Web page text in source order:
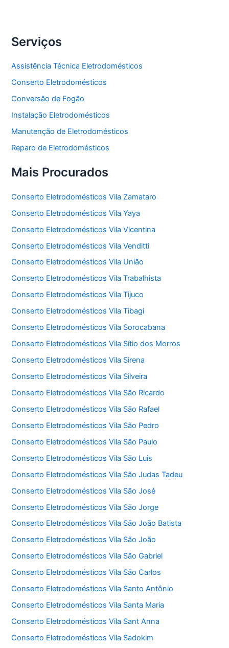
Serviços
Assistência Técnica Eletrodomésticos
Conserto Eletrodomésticos
Conversão de Fogão
Instalação Eletrodomésticos
Manutenção de Eletrodomésticos
Reparo de Eletrodomésticos
Mais Procurados
Conserto Eletrodomésticos Vila Zamataro
Conserto Eletrodomésticos Vila Yaya
Conserto Eletrodomésticos Vila Vicentina
Conserto Eletrodomésticos Vila Venditti
Conserto Eletrodomésticos Vila União
Conserto Eletrodomésticos Vila Trabalhista
Conserto Eletrodomésticos Vila Tijuco
Conserto Eletrodomésticos Vila Tibagi
Conserto Eletrodomésticos Vila Sorocabana
Conserto Eletrodomésticos Vila Sítio dos Morros
Conserto Eletrodomésticos Vila Sirena
Conserto Eletrodomésticos Vila Silveira
Conserto Eletrodomésticos Vila São Ricardo
Conserto Eletrodomésticos Vila São Rafael
Conserto Eletrodomésticos Vila São Pedro
Conserto Eletrodomésticos Vila São Paulo
Conserto Eletrodomésticos Vila São Luis
Conserto Eletrodomésticos Vila São Judas Tadeu
Conserto Eletrodomésticos Vila São José
Conserto Eletrodomésticos Vila São Jorge
Conserto Eletrodomésticos Vila São João Batista
Conserto Eletrodomésticos Vila São João
Conserto Eletrodomésticos Vila São Gabriel
Conserto Eletrodomésticos Vila São Carlos
Conserto Eletrodomésticos Vila Santo Antônio
Conserto Eletrodomésticos Vila Santa Maria
Conserto Eletrodomésticos Vila Sant Anna
Conserto Eletrodomésticos Vila Sadokim